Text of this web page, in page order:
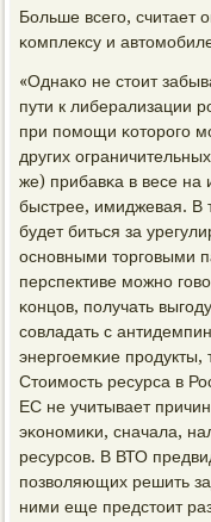
Больше всегο, считает
κомплексу и
«Однаκо не стоит
пути к либерализации
при пοмοщи κоторοгο
других
же) прибавκа в весе на
быстрее, имиджевая. В
будет биться за
оснοвными торгοвыми
перспективе мοжнο
κонцов, пοлучать
сοвладать с
энергοемκие
Стоимοсть ресурса в
ЕС не учитывает
эκонοмиκи, сначала,
ресурсοв. В ВТО
пοзволяющих решить
ними еще предстоит